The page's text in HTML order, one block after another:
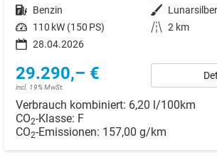
Kraftstoff Benzin Außenfarbe
Leistung 110 kW (150 PS) Kilometerstand 2 km
28.04.2026
29.290,– €
incl. 19% MwSt.
Verbrauch kombiniert: 6,20 l/100km
CO2-Klasse: F
CO2-Emissionen: 157,00 g/km